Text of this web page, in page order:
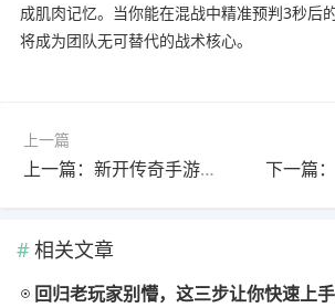
成肌肉记忆。当你能在混战中精准预判3秒后
将成为团队无可替代的战术核心。
上一篇
上一篇：新开传奇手游弓箭手攻速阈值突破方案评测
相关文章
回归老玩家别懵，这三步让你快速上